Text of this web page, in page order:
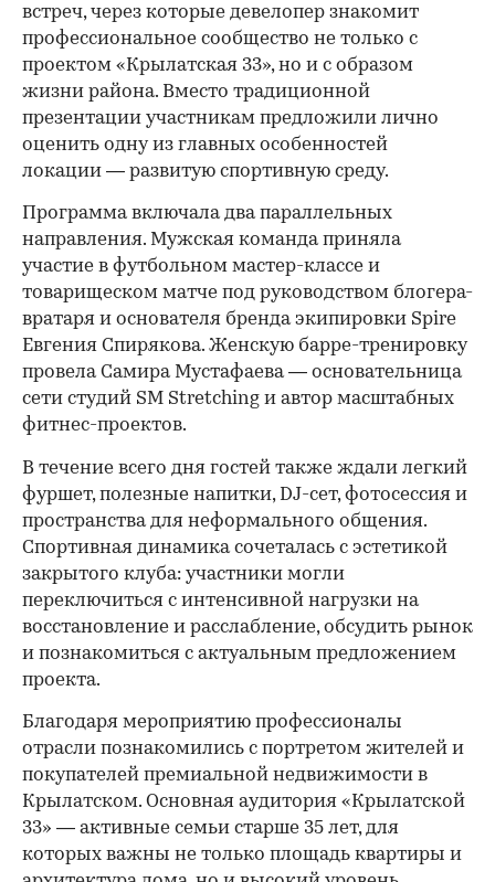
встреч, через которые девелопер знакомит
профессиональное сообщество не только с
проектом «Крылатская 33», но и с образом
жизни района. Вместо традиционной
презентации участникам предложили лично
оценить одну из главных особенностей
локации — развитую спортивную среду.
Программа включала два параллельных
направления. Мужская команда приняла
участие в футбольном мастер-классе и
товарищеском матче под руководством блогера-
вратаря и основателя бренда экипировки Spire
Евгения Спирякова. Женскую барре-тренировку
провела Самира Мустафаева — основательница
сети студий SM Stretching и автор масштабных
фитнес-проектов.
В течение всего дня гостей также ждали легкий
фуршет, полезные напитки, DJ-сет, фотосессия и
пространства для неформального общения.
Спортивная динамика сочеталась с эстетикой
закрытого клуба: участники могли
переключиться с интенсивной нагрузки на
восстановление и расслабление, обсудить рынок
и познакомиться с актуальным предложением
проекта.
Благодаря мероприятию профессионалы
отрасли познакомились с портретом жителей и
покупателей премиальной недвижимости в
Крылатском. Основная аудитория «Крылатской
33» — активные семьи старше 35 лет, для
которых важны не только площадь квартиры и